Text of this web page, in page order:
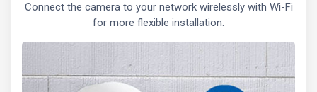
Connect the camera to your network wirelessly with Wi-Fi
for more flexible installation.